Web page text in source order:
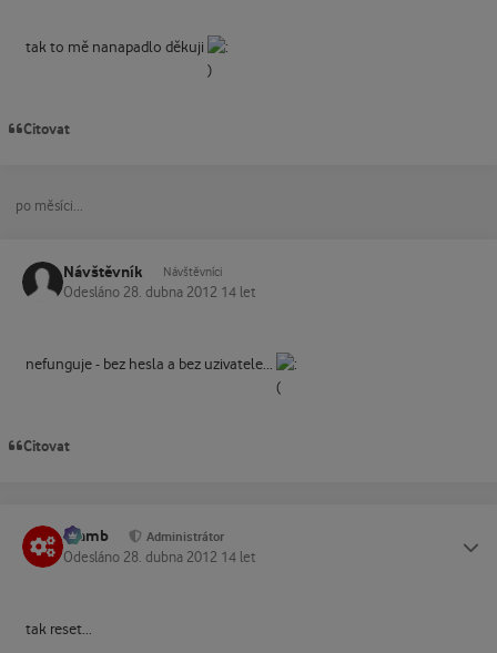
tak to mě nanapadlo děkuji
Citovat
po měsíci...
Návštěvník Návštěvníci
Odesláno 28. dubna 2012 14 let
nefunguje - bez hesla a bez uzivatele...
Citovat
Slamb Administrátor
Odesláno 28. dubna 2012 14 let
tak reset...